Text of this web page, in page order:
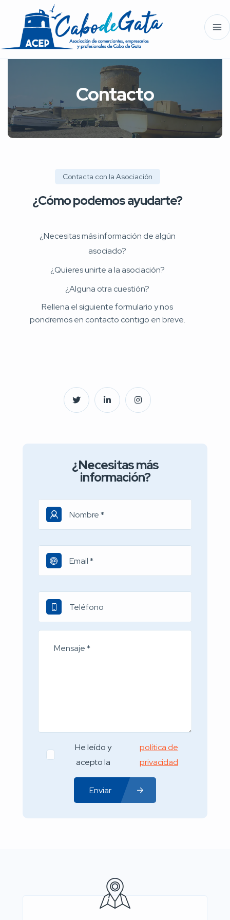
Contacto
Contacta con la Asociación
¿Cómo podemos ayudarte?
¿Necesitas más información de algún
asociado?
¿Quieres unirte a la asociación?
¿Alguna otra cuestión?
Rellena el siguiente formulario y nos
pondremos en contacto contigo en breve.
¿Necesitas más
información?
He leído y
acepto la
política de
privacidad
Enviar